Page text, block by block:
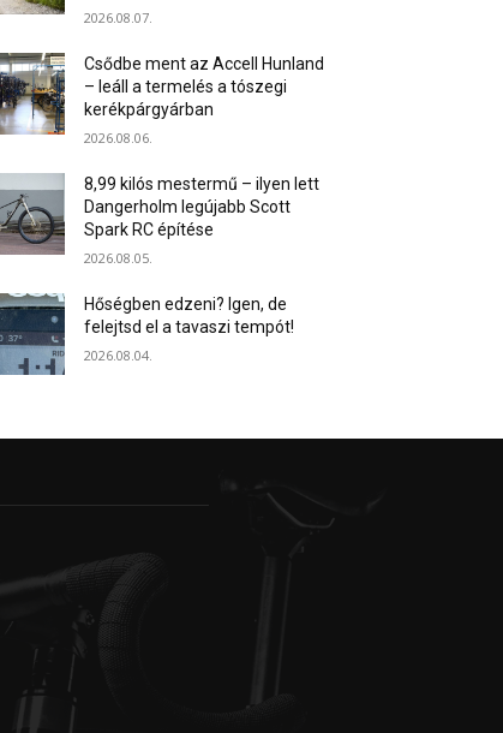
2026.08.07.
Csődbe ment az Accell Hunland
– leáll a termelés a tószegi
kerékpárgyárban
2026.08.06.
8,99 kilós mestermű – ilyen lett
Dangerholm legújabb Scott
Spark RC építése
2026.08.05.
Hőségben edzeni? Igen, de
felejtsd el a tavaszi tempót!
2026.08.04.